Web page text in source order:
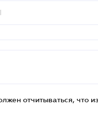
отчитываться, что